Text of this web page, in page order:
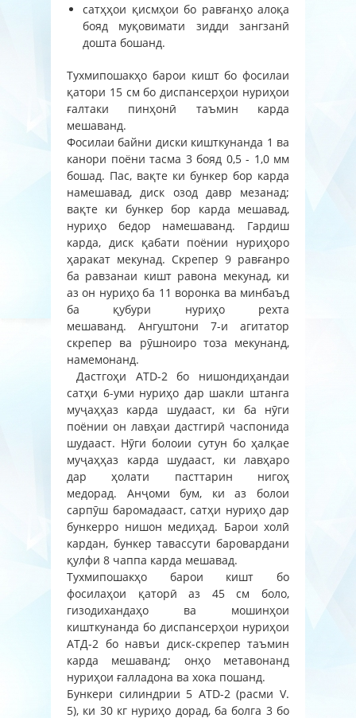
сатҳҳои қисмҳои бо равғанҳо алоқа
бояд муқовимати зидди зангзанӣ
дошта бошанд.
Тухмипошакҳо барои кишт бо фосилаи
қатори 15 см бо диспансерҳои нуриҳои
ғалтаки пинҳонӣ таъмин карда
мешаванд.
Фосилаи байни диски кишткунанда 1 ва
канори поёни тасма 3 бояд 0,5 - 1,0 мм
бошад. Пас, вақте ки бункер бор карда
намешавад, диск озод давр мезанад;
вақте ки бункер бор карда мешавад,
нуриҳо бедор намешаванд. Гардиш
карда, диск қабати поёнии нуриҳоро
ҳаракат мекунад. Скрепер 9 равғанро
ба равзанаи кишт равона мекунад, ки
аз он нуриҳо ба 11 воронка ва минбаъд
ба қубури нуриҳо рехта
мешаванд. Ангуштони 7-и агитатор
скрепер ва рӯшноиро тоза мекунанд,
намемонанд.
Дастгоҳи ATD-2 бо нишондиҳандаи
сатҳи 6-уми нуриҳо дар шакли штанга
муҷаҳҳаз карда шудааст, ки ба нӯги
поёнии он лавҳаи дастгирӣ часпонида
шудааст. Нӯги болоии сутун бо ҳалқае
муҷаҳҳаз карда шудааст, ки лавҳаро
дар ҳолати пасттарин нигоҳ
медорад. Анҷоми бум, ки аз болои
сарпӯш баромадааст, сатҳи нуриҳо дар
бункерро нишон медиҳад. Барои холӣ
кардан, бункер тавассути баровардани
қулфи 8 чаппа карда мешавад.
Тухмипошакҳо барои кишт бо
фосилаҳои қаторӣ аз 45 см боло,
гизодихандаҳо ва мошинҳои
кишткунанда бо диспансерҳои нуриҳои
АТД-2 бо навъи диск-скрепер таъмин
карда мешаванд; онҳо метавонанд
нуриҳои ғалладона ва хока пошанд.
Бункери силиндрии 5 ATD-2 (расми V.
5), ки 30 кг нуриҳо дорад, ба болга 3 бо